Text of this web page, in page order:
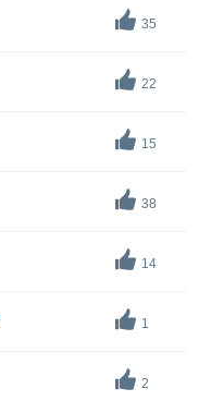
35
22
15
38
14
1
2